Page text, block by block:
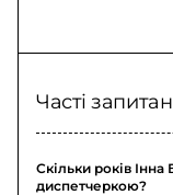
Часті
Скільки років
диспетчеркою?